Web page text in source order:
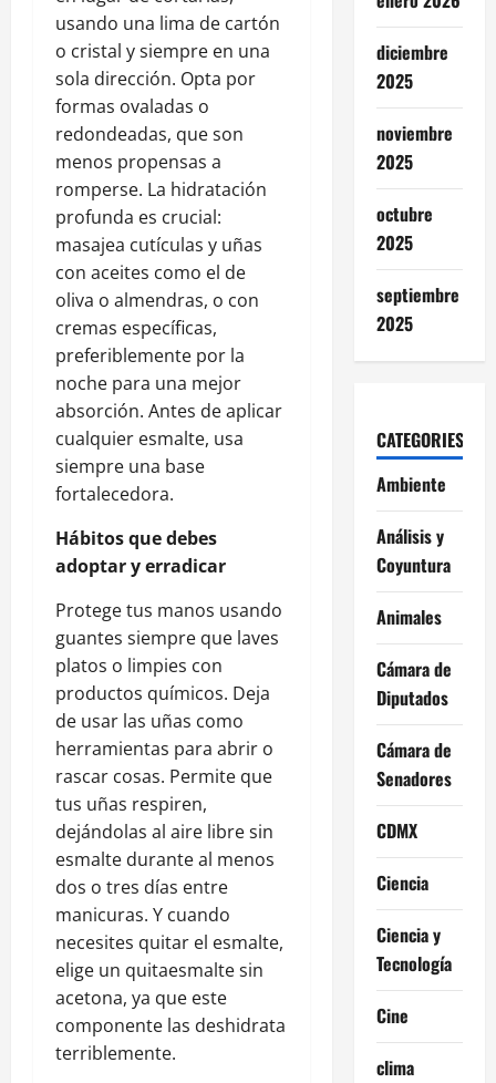
usando una lima de cartón
o cristal y siempre en una
sola dirección. Opta por
formas ovaladas o
redondeadas, que son
menos propensas a
romperse. La hidratación
profunda es crucial:
masajea cutículas y uñas
con aceites como el de
oliva o almendras, o con
cremas específicas,
preferiblemente por la
noche para una mejor
absorción. Antes de aplicar
cualquier esmalte, usa
siempre una base
fortalecedora.
Hábitos que debes
adoptar y erradicar
Protege tus manos usando
guantes siempre que laves
platos o limpies con
productos químicos. Deja
de usar las uñas como
herramientas para abrir o
rascar cosas. Permite que
tus uñas respiren,
dejándolas al aire libre sin
esmalte durante al menos
dos o tres días entre
manicuras. Y cuando
necesites quitar el esmalte,
elige un quitaesmalte sin
acetona, ya que este
componente las deshidrata
terriblemente.
diciembre
2025
noviembre
2025
octubre
2025
septiembre
2025
CATEGORIES
Ambiente
Análisis y
Coyuntura
Animales
Cámara de
Diputados
Cámara de
Senadores
CDMX
Ciencia
Ciencia y
Tecnología
Cine
clima